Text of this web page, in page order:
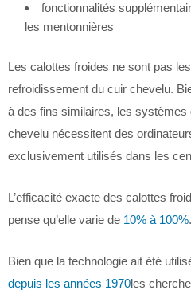
fonctionnalités
les mentonnières
Les calottes froides ne sont pas
refroidissement du cuir chevelu.
à des fins similaires, les
chevelu nécessitent des
exclusivement utilisés dans les
L’efficacité exacte des calottes
pense qu’elle varie de 10% à 100%.
Bien que la technologie ait été
depuis les années 1970les